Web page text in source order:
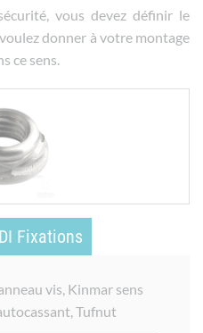
vous devez définir le
donner à votre montage
ce sens.
Fixations
vis, Kinmar sens
Tufnut